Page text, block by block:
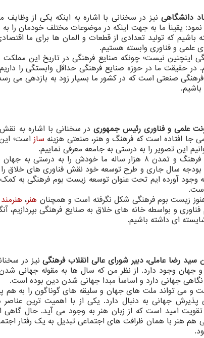
دانشگاهی نیز در سخنانی با اشاره به اینکه یکی از وظایف
یقیناً ما به جهت اینکه در موضوعات مختلف خودمان را به
باشیم که تولید تعدادی از قطعات و المان ها برای ما
علمی و فناوری وابسته هستیم.
اینچنین نیست؛ چونکه صنایع فرهنگی در تاریخ این
در حقیقت ما در حوزه صنایع فرهنگی حداقل وابستگی را
صنعتی است که در کشور ما بسیار زود به بازدهی می
علمی و فناوری رئیس جمهوری در سخنانی با اشاره به
جا افتاده است که فرهنگ و هنر، صنعتی هزینه ساز است؛
این تصویر را به درستی به جامعه معرفی نماییم.
او با طرح این پرسش که چرا نباید فرهنگ و تمدن ۸ هزار ساله ما
سال جاری و طرح توسعه خود نقش فناوری های خلاق را
وجود آورده ایم تحت عنوان توسعه زیست بوم فرهنگی به
هنوز زیست بوم فرهنگی شکل نگرفته است و همچنان هنر، هنرمند
ای داشته باشیم.
رضا عاملی، دبیر شورای عالی انقلاب فرهنگینیز در
و جهان وجود دارد. از نظر من که سال ها به مقوله جهانی شدن
نگاهی جهانی دارد و اساساً مبدا جهانی شدن دین بوده است.
و می تواند ملت های جهان و سلیقه های گوناگون را به هم
پذیرش جهانی به دنبال دارد. یکی از با اهمیت ترین
امید است که از زبان هنر به وجود می آید. حال
هم هنر با همان ظرافت های اجتماعی تبدیل به یک رفتار